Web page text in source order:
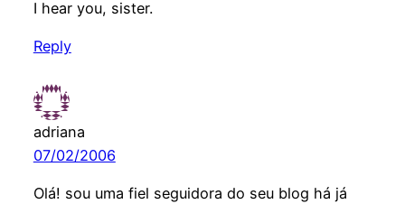
I hear you, sister.
Reply
adriana
07/02/2006
Olá! sou uma fiel seguidora do seu blog há já